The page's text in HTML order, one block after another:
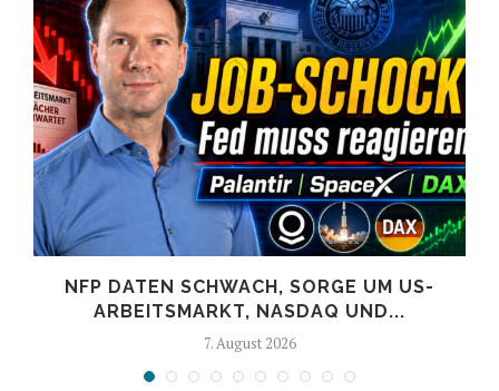
NFP DATEN SCHWACH, SORGE UM US-
ARBEITSMARKT, NASDAQ UND...
7. August 2026